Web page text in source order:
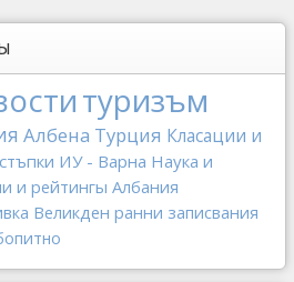
туризъм
Албена Турция Класации и
ИУ - Варна Наука и
и рейтингы Албания
Великден ранни записвания